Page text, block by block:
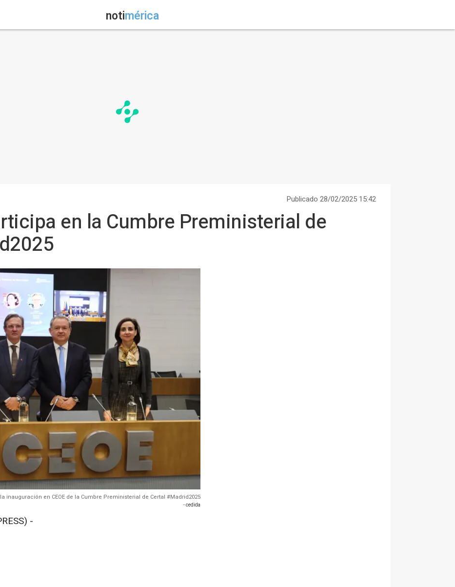
notimérica
Publicado 28/02/2025 15:42
en la Cumbre Preministerial de
inauguración en CEOE de la Cumbre Preministerial de Certal #Madrid2025
- cedida
-